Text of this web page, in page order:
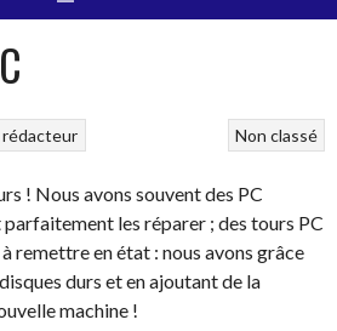
Non classé
rédacteur
! Nous avons souvent des PC
les réparer ; des tours PC
remettre en état : nous avons grâce
durs et en ajoutant de la
machine !